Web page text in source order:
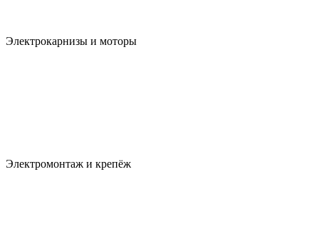
Электрокарнизы и моторы
Электромонтаж и крепёж